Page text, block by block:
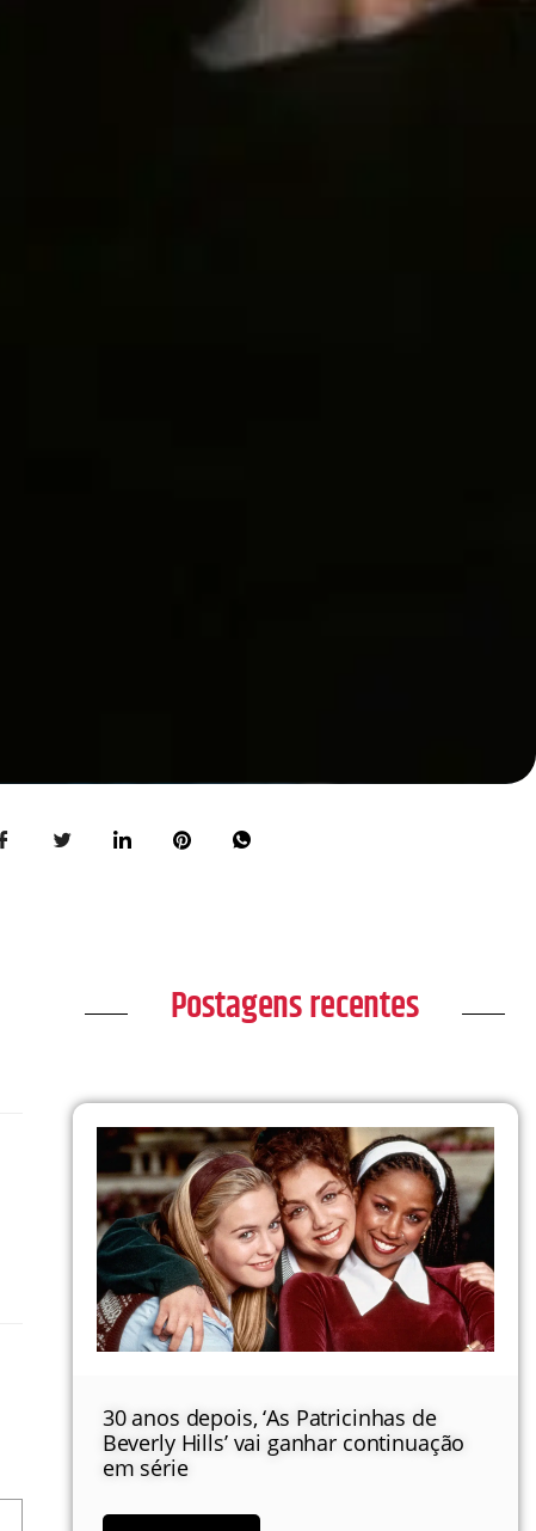
Postagens recentes
30 anos depois, ‘As Patricinhas de
Beverly Hills’ vai ganhar continuação
em série